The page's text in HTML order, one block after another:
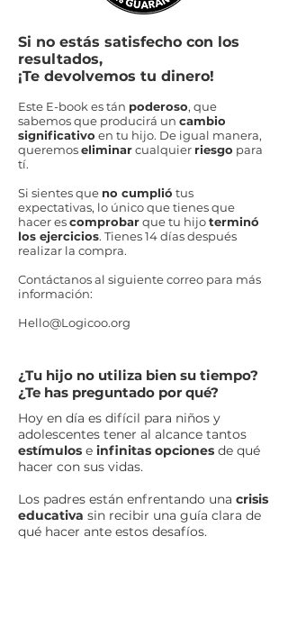
Si no estás satisfecho con los
resultados,
¡Te devolvemos tu dinero!
Este E-book es tán poderoso, que
sabemos que producirá un cambio
significativo en tu hijo. De igual manera,
queremoseliminarcualquier riesgo para
tí.
Si sientes que no cumplió tus
expectativas, lo único que tienes que
hacer escomprobarque tu hijoterminó
los ejercicios. Tienes 14 días después
realizar la compra.
Contáctanos al siguiente correo para más
información:
Hello@Logicoo.org
¿Tu hijo no utiliza bien su tiempo?
¿Te has preguntado por qué?
Hoy en día es difícil para niños y
adolescentes tener al alcance tantos
estímulos e infinitas opciones de qué
hacer con sus vidas.
Los padres están enfrentando una crisis
educativa sin recibir una guía clara de
qué hacer ante estos desafíos.